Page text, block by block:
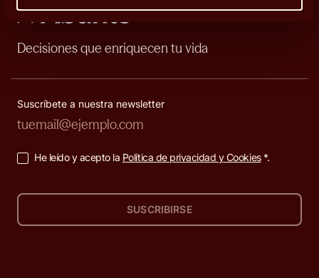
Decisiones que enriquecen tu vida
Suscríbete a nuestra newsletter
He leído y acepto la Política de privacidad y Cookies*.
SUSCRIBIRSE